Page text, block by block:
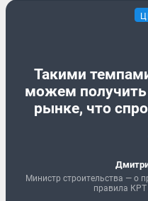
Такими
можем получить
рынке, что
Министр строительства — о
правила